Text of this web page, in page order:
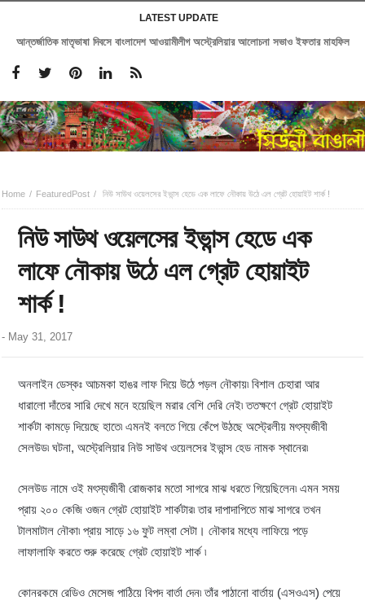
LATEST UPDATE
আন্তর্জাতিক মাতৃভাষা দিবসে বাংলাদেশ আওয়ামীলীগ অস্ট্রেলিয়ার আলোচনা সভাও ইফতার মাহফিল
Home FeaturedPost নিউ সাউথ ওয়েলসের ইভান্স হেডে এক লাফে নৌকায় উঠে এল গ্রেট হোয়াইট শার্ক !
নিউ সাউথ ওয়েলসের ইভান্স হেডে এক
লাফে নৌকায় উঠে এল গ্রেট হোয়াইট
শার্ক !
- May 31, 2017
অনলাইন ডেস্কঃ আচমকা হাঙর লাফ দিয়ে উঠে পড়ল নৌকায়৷ বিশাল চেহারা আর
ধারালো দাঁতের সারি দেখে মনে হয়েছিল মরার বেশি দেরি নেই৷ ততক্ষণে গ্রেট হোয়াইট
শার্কটা কামড়ে দিয়েছে হাতে৷ এমনই বলতে গিয়ে কেঁপে উঠছে অস্ট্রেলীয় মৎস্যজীবী
সেলউড৷ ঘটনা, অস্ট্রেলিয়ার নিউ সাউথ ওয়েলসের ইভান্স হেড নামক স্থানের৷
সেলউড নামে ওই মৎস্যজীবী রোজকার মতো সাগরে মাঝ ধরতে গিয়েছিলেন৷ এমন সময়
প্রায় ২০০ কেজি ওজন গ্রেট হোয়াইট শার্কটার৷ তার দাপাদাপিতে মাঝ সাগরে তখন
টালমাটাল নৌকা৷ প্রায় সাড়ে ১৬ ফুট লম্বা সেটা। নৌকার মধ্যে লাফিয়ে পড়ে
লাফালাফি করতে শুরু করেছে গ্রেট হোয়াইট শার্ক ৷
কোনরকমে রেডিও মেসেজ পাঠিয়ে বিপদ বার্তা দেন৷ তাঁর পাঠানো বার্তায় (এসওএস) পেয়ে